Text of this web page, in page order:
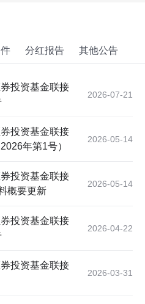
分红报告 其他公告
投资基金联接
2026-07-21
投资基金联接
年第1号）
2026-05-14
投资基金联接
概要更新
2026-05-14
投资基金联接
2026-04-22
投资基金联接
2026-03-31